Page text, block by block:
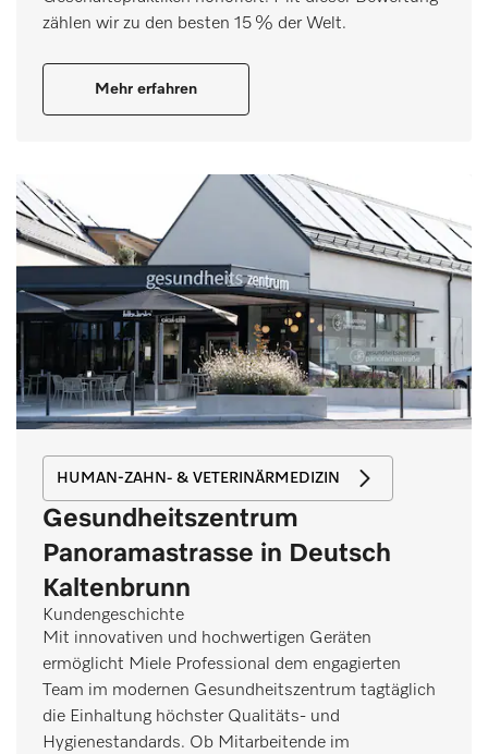
zählen wir zu den besten 15 % der Welt.
Mehr erfahren
HUMAN-ZAHN- & VETERINÄRMEDIZIN
Gesundheitszentrum
Panoramastrasse in Deutsch
Kaltenbrunn
Kundengeschichte
Mit innovativen und hochwertigen Geräten
ermöglicht Miele Professional dem engagierten
Team im modernen Gesundheitszentrum tagtäglich
die Einhaltung höchster Qualitäts- und
Hygienestandards. Ob Mitarbeitende im